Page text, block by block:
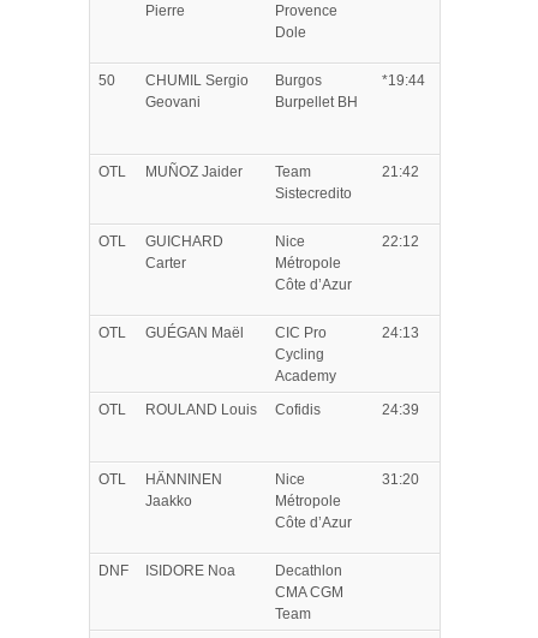
Pierre
Provence
Dole
50 CHUMIL Sergio
Geovani
Burgos
Burpellet BH
*19:44
OTL MUÑOZ Jaider
Team
Sistecredito
21:42
OTL
GUICHARD
Carter
Nice
Métropole
Côte d’Azur
22:12
OTL GUÉGAN Maël
CIC Pro
Cycling
Academy
24:13
OTL ROULAND Louis Cofidis 24:39
OTL
HÄNNINEN
Jaakko
Nice
Métropole
Côte d’Azur
31:20
DNF ISIDORE Noa
Decathlon
CMA CGM
Team